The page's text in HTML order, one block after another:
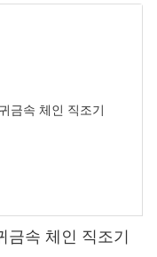
속 체인 직조기